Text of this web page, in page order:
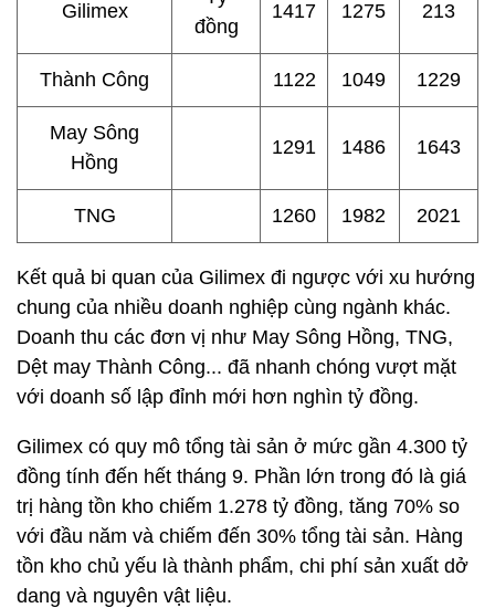
Gilimex
đồng
1417 1275 213
Thành Công 1122 1049 1229
May Sông
Hồng
1291 1486 1643
TNG 1260 1982 2021
Kết quả bi quan của Gilimex đi ngược với xu hướng
chung của nhiều doanh nghiệp cùng ngành khác.
Doanh thu các đơn vị như May Sông Hồng, TNG,
Dệt may Thành Công... đã nhanh chóng vượt mặt
với doanh số lập đỉnh mới hơn nghìn tỷ đồng.
Gilimex có quy mô tổng tài sản ở mức gần 4.300 tỷ
đồng tính đến hết tháng 9. Phần lớn trong đó là giá
trị hàng tồn kho chiếm 1.278 tỷ đồng, tăng 70% so
với đầu năm và chiếm đến 30% tổng tài sản. Hàng
tồn kho chủ yếu là thành phẩm, chi phí sản xuất dở
dang và nguyên vật liệu.